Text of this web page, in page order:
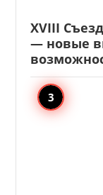
XVIII
— новые